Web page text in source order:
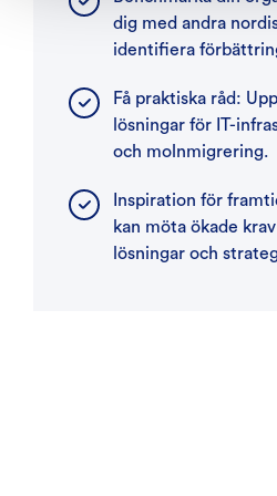
dig med andra
identifiera
Få praktiska råd:
lösningar för IT-
och molnmigrering.
Inspiration för
kan möta ökade
lösningar och